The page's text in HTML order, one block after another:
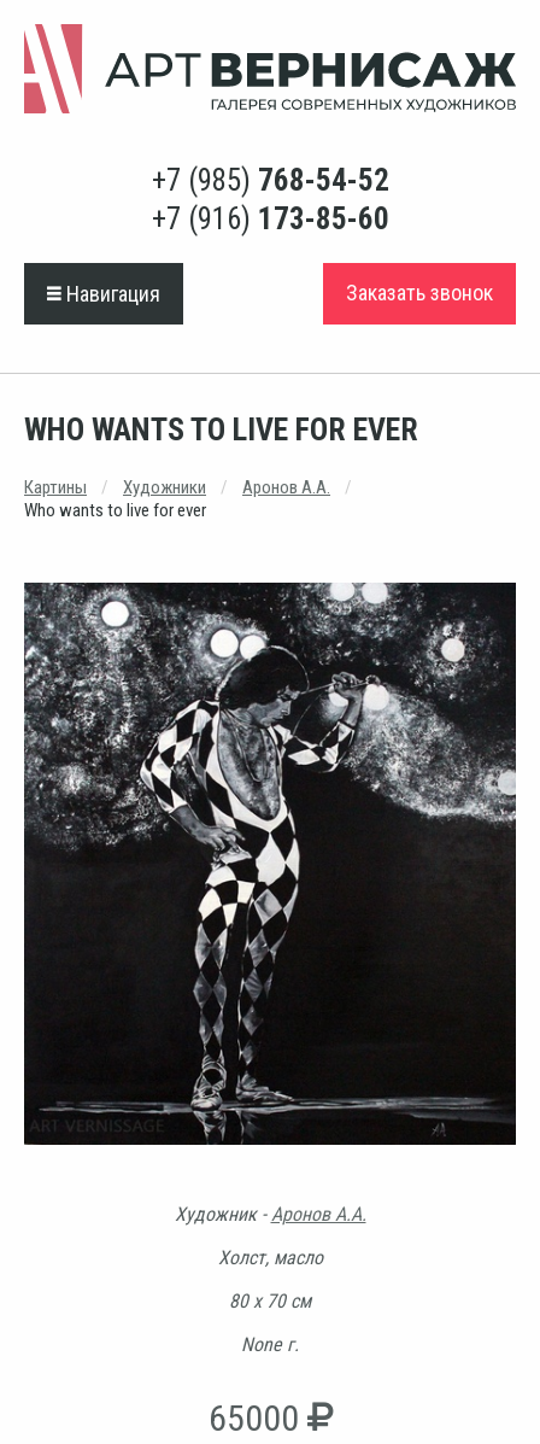
+7 (985) 768-54-52
+7 (916) 173-85-60
Навигация Заказать звонок
WHO WANTS TO LIVE FOR EVER
Картины Художники
Аронов А.А.
Who wants to live for ever
Художник - Аронов А.А.
Холст, масло
80 х 70 см
None г.
65000